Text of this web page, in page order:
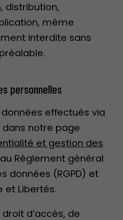
distribution,
même
interdite sans
personnelles
effectués via
notre page
et gestion des
Règlement général
données (RGPD) et
et Libertés.
d’accès, de